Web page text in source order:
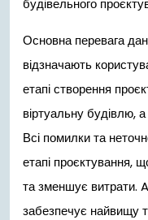
будівельного
Основна перевага
відзначають
етапі створення
віртуальнубудівлю, а
Всі помилки та
етапі проєктування,
та зменшує
забезпечує найвищу